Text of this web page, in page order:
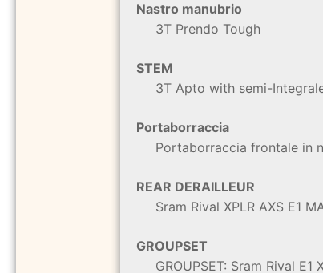
Nastro manubrio
3T Prendo Tough
STEM
3T Apto with semi-
Portaborraccia
Portaborraccia frontale in
REAR DERAILLEUR
Sram Rival XPLR AXS E1
GROUPSET
GROUPSET: Sram Rival E1